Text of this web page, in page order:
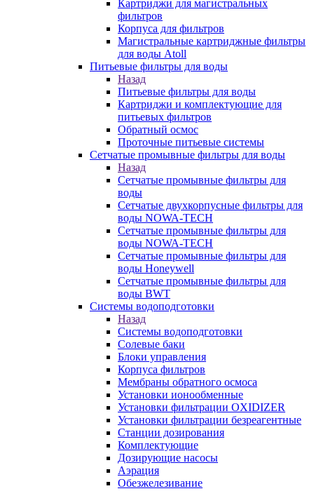
Картриджи для магистральных
фильтров
Корпуса для фильтров
Магистральные картриджные фильтры
для воды Atoll
Питьевые фильтры для воды
Назад
Питьевые фильтры для воды
Картриджи и комплектующие для
питьевых фильтров
Обратный осмос
Проточные питьевые системы
Сетчатые промывные фильтры для воды
Назад
Сетчатые промывные фильтры для
воды
Сетчатые двухкорпусные фильтры для
воды NOWA-TECH
Сетчатые промывные фильтры для
воды NOWA-TECH
Сетчатые промывные фильтры для
воды Honeywell
Сетчатые промывные фильтры для
воды BWT
Системы водоподготовки
Назад
Системы водоподготовки
Солевые баки
Блоки управления
Корпуса фильтров
Мембраны обратного осмоса
Установки ионообменные
Установки фильтрации OXIDIZER
Установки фильтрации безреагентные
Станции дозирования
Комплектующие
Дозирующие насосы
Аэрация
Обезжелезивание